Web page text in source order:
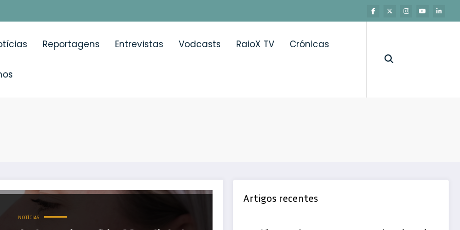
Reportagens Entrevistas Vodcasts RaioX TV Crónicas
dos dispositivos inalatórios comprometem eficácia no controlo da asma
NOTÍCIAS
Artigos recentes